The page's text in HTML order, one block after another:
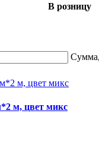
В розницу
м, цвет микс